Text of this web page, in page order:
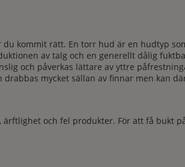
kommit rätt. En torr hud är en hudtyp
av talg och en generellt dålig
och påverkas lättare av yttre
mycket sällan av finnar men kan
och fel produkter. För att få bukt